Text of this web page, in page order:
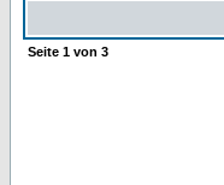
Seite 1 von 3